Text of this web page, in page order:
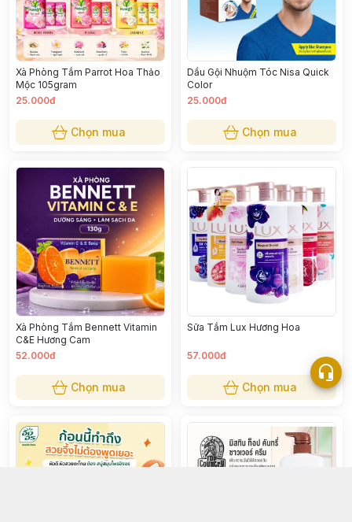
Xà Phòng Tắm Parrot Hoa Thảo
Mộc 105gram
25.000đ
Chọn mua
Dầu Gội Nhuộm Tóc Nisa Quick
Color
25.000đ
Chọn mua
Xà Phòng Tắm Bennett Vitamin
C&E Hương Cam
52.000đ
Chọn mua
Sữa Tắm Lux Hương Hoa
57.000đ
Chọn mua